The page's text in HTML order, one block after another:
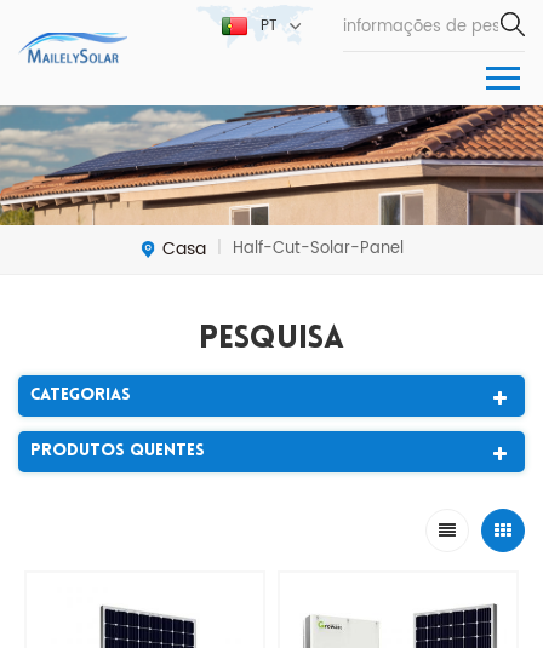
PT
Casa | Half-Cut-Solar-Panel
Pesquisa
Categorias
Produtos Quentes